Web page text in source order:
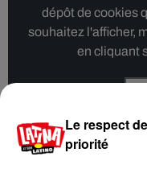
dépôt de cookies
souhaitez l'afficher,
en cliquant
Des explications ont
Le respect
priorité